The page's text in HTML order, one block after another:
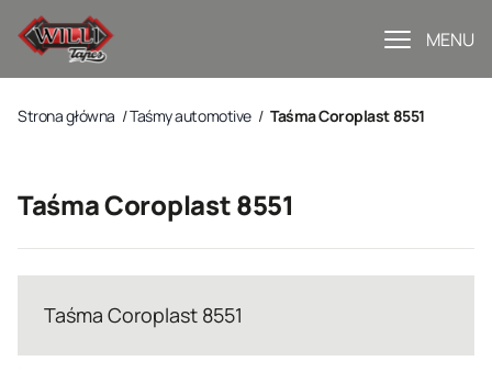
MENU
Strona główna /Taśmy automotive / Taśma Coroplast 8551
Taśma Coroplast 8551
Taśma Coroplast 8551